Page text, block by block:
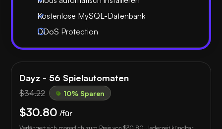
Kostenlose MySQL-Datenbank
DDoS Protection
Dayz - 56 Spielautomaten
$34.22 10% Sparen
$30.80 /für